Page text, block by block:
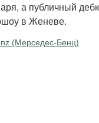
а публичный
в Женеве.
(Мерcедес-Бенц)